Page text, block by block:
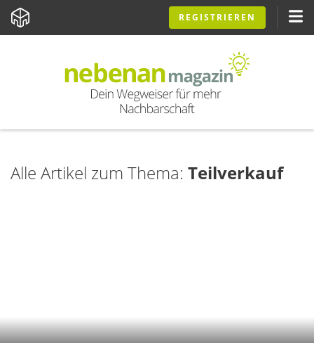
REGISTRIEREN
Alle Artikel zum Thema: Teilverkauf